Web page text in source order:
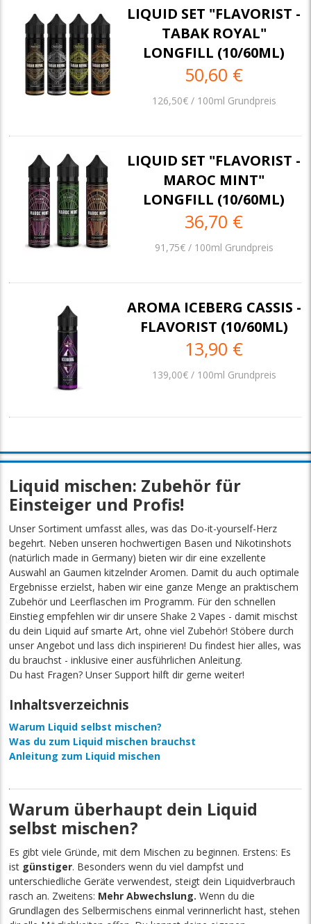
LIQUID SET "FLAVORIST -
TABAK ROYAL"
LONGFILL (10/60ML)
50,60 €
126,50€ / 100ml Grundpreis
LIQUID SET "FLAVORIST -
MAROC MINT"
LONGFILL (10/60ML)
36,70 €
91,75€ / 100ml Grundpreis
AROMA ICEBERG CASSIS -
FLAVORIST (10/60ML)
13,90 €
139,00€ / 100ml Grundpreis
Liquid mischen: Zubehör für
Einsteiger und Profis!
Unser Sortiment umfasst alles, was das Do-it-yourself-Herz
begehrt. Neben unseren hochwertigen Basen und Nikotinshots
(natürlich made in Germany) bieten wir dir eine exzellente
Auswahl an Gaumen kitzelnder Aromen. Damit du auch optimale
Ergebnisse erzielst, haben wir eine ganze Menge an praktischem
Zubehör und Leerflaschen im Programm. Für den schnellen
Einstieg empfehlen wir dir unsere Shake 2 Vapes - damit mischst
du dein Liquid auf smarte Art, ohne viel Zubehör! Stöbere durch
unser Angebot und lass dich inspirieren! Du findest hier alles, was
du brauchst - inklusive einer ausführlichen Anleitung.
Du hast Fragen? Unser Support hilft dir gerne weiter!
Inhaltsverzeichnis
Warum Liquid selbst mischen?
Was du zum Liquid mischen brauchst
Anleitung zum Liquid mischen
Warum überhaupt dein Liquid
selbst mischen?
Es gibt viele Gründe, mit dem Mischen zu beginnen. Erstens: Es
ist günstiger. Besonders wenn du viel dampfst und
unterschiedliche Geräte verwendest, steigt dein Liquidverbrauch
rasch an. Zweitens: Mehr Abwechslung. Wenn du die
Grundlagen des Selbermischens einmal verinnerlicht hast, stehen